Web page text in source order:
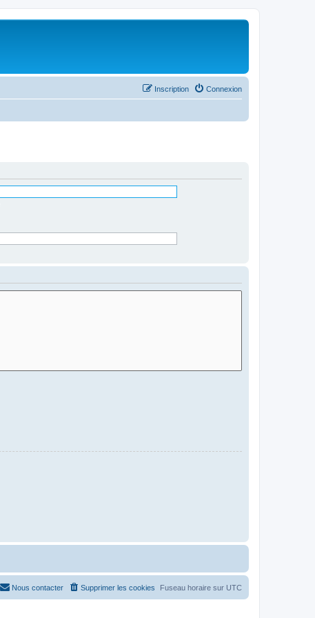
Connexion
Inscription
Fuseau horaire sur UTC
Supprimer les cookies
Nous contacter